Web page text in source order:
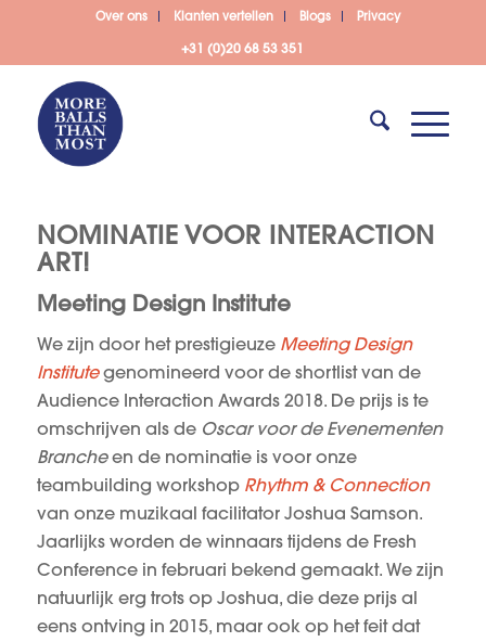
Over ons Klanten vertellen Blogs Privacy
+31 (0)20 68 53 351
NOMINATIE VOOR INTERACTION
ART!
Meeting Design Institute
We zijn door het prestigieuze Meeting Design
Institutegenomineerd voor de shortlist van de
Audience Interaction Awards 2018. De prijs is te
omschrijven als de Oscar voor de Evenementen
Brancheen de nominatie is voor onze
teambuilding workshop Rhythm & Connection
van onze muzikaal facilitator Joshua Samson.
Jaarlijks worden de winnaars tijdens de Fresh
Conference in februari bekend gemaakt. We zijn
natuurlijk erg trots op Joshua, die deze prijs al
eens ontving in 2015, maar ook op het feit dat